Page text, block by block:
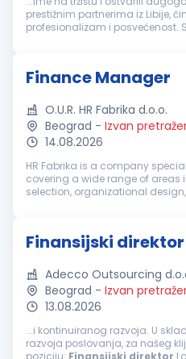
prestižnim partnerima iz Libije,
profesionalizam i posvećenost.
Finance Manager
O.U.R. HR Fabrika d.o.o.
Beograd - Izvan
14.08.2026
HR Fabrika is a company
covering a wide range of
selection, organizational
Finansijski direktor
Adecco Outsourcing
Beograd - Izvan
13.08.2026
...i kontinuiranog razvoja. U
razvoja poslovanja, za našeg
poziciju: Finansijski direktor